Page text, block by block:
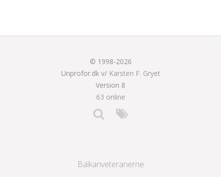
© 1998-2026
Unprofor.dk v/ Karsten F. Gryet
Version 8
63 online
Balkanveteranerne